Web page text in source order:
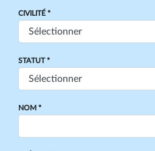
CIVILITÉ *
STATUT *
NOM *